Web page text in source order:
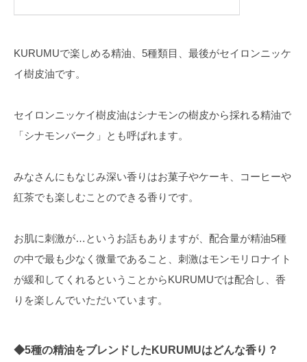
KURUMUで楽しめる精油、5種類目、最後がセイロンニッケ
イ樹皮油です。
セイロンニッケイ樹皮油はシナモンの樹皮から採れる精油で
「シナモンバーク」とも呼ばれます。
みなさんにもなじみ深い香りはお菓子やケーキ、コーヒーや
紅茶でも楽しむことのできる香りです。
お肌に刺激が…というお話もありますが、配合量が精油5種
の中で最も少なく微量であること、刺激はモンモリロナイト
が緩和してくれるということからKURUMUでは配合し、香
りを楽しんでいただいています。
◆5種の精油をブレンドしたKURUMUはどんな香り？